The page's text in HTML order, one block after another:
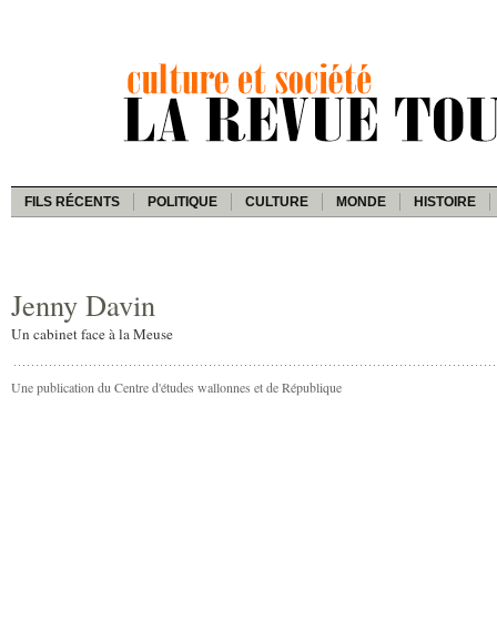
FILS RÉCENTS POLITIQUE CULTURE MONDE HISTOIRE
Jenny Davin
Un cabinet face à la Meuse
Une publication du Centre d'études wallonnes et de République